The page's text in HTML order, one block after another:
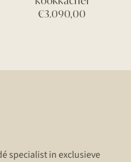
€3.090,00
specialist in exclusieve